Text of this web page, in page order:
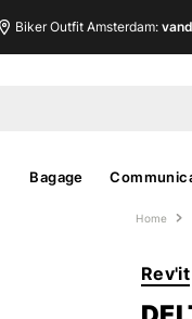
Biker Outfit Amsterdam:
Bagage
Home
Rev'it